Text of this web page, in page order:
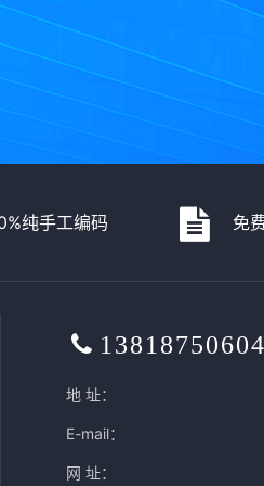
纯手工编码 免
13818750604
地 址：
E-mail：
网 址：